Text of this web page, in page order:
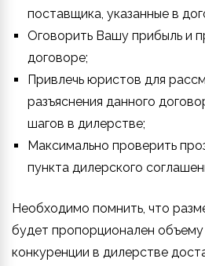
поставщика, указанные в
Оговорить Вашу прибыль и
договоре;
Привлечь юристов для
разъяснения данного
шагов в дилерстве;
Максимально проверить
пункта дилерского
Необходимо помнить, что
будет пропорционален
конкуренции в дилерстве